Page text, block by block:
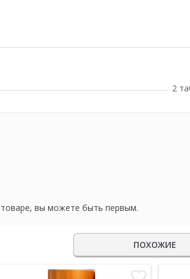
2
вы можете быть первым.
ПОХОЖИЕ